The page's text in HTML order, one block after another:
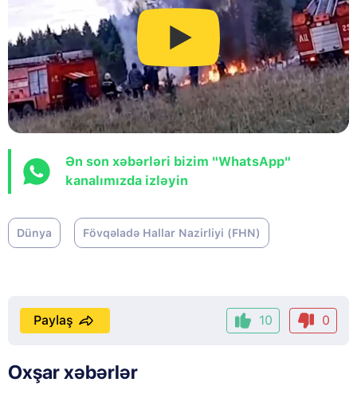
Ən son xəbərləri bizim "WhatsApp"
kanalımızda izləyin
Dünya Fövqəladə Hallar Nazirliyi (FHN)
10 0
Paylaş
Oxşar xəbərlər